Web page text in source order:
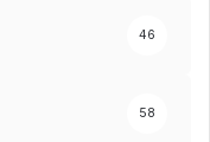
46
58